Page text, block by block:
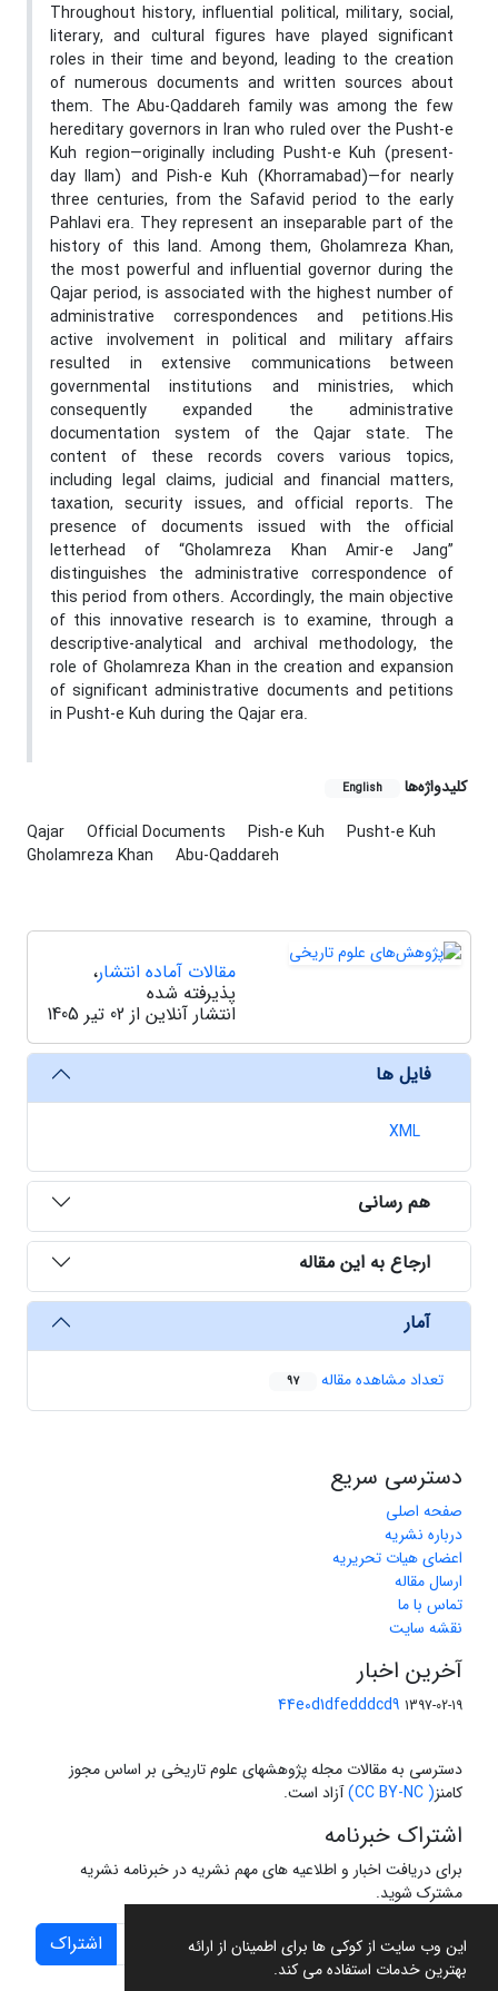
این وب سایت از کوکی ها برای اطمینان از ارائه
بهترین خدمات استفاده می کند.
Throughout history, influential political, military, social,
literary, and cultural figures have played significant
roles in their time and beyond, leading to the creation
of numerous documents and written sources about
them. The Abu-Qaddareh family was among the few
hereditary governors in Iran who ruled over the Pusht-e
Kuh region—originally including Pusht-e Kuh (present-
day Ilam) and Pish-e Kuh (Khorramabad)—for nearly
three centuries, from the Safavid period to the early
Pahlavi era. They represent an inseparable part of the
history of this land. Among them, Gholamreza Khan,
the most powerful and influential governor during the
Qajar period, is associated with the highest number of
administrative correspondences and petitions.His
active involvement in political and military affairs
resulted in extensive communications between
governmental institutions and ministries, which
consequently expanded the administrative
documentation system of the Qajar state. The
content of these records covers various topics,
including legal claims, judicial and financial matters,
taxation, security issues, and official reports. The
presence of documents issued with the official
letterhead of “Gholamreza Khan Amir-e Jang”
distinguishes the administrative correspondence of
this period from others. Accordingly, the main objective
of this innovative research is to examine, through a
descriptive-analytical and archival methodology, the
role of Gholamreza Khan in the creation and expansion
of significant administrative documents and petitions
in Pusht-e Kuh during the Qajar era.
کلیدواژه‌ها English
Qajar Official Documents Pish-e Kuh
Pusht-e Kuh
Gholamreza Khan
Abu-Qaddareh
مقالات آماده انتشار،
پذیرفته شده
انتشار آنلاین از 02 تیر 1405
فایل ها
XML
هم رسانی
ارجاع به این مقاله
آمار
تعداد مشاهده مقاله 97
دسترسی سریع
صفحه اصلی
درباره نشریه
اعضای هیات تحریریه
ارسال مقاله
تماس با ما
نقشه سایت
آخرین اخبار
44e0d1dfedddcd9 1397-02-19
دسترسی به مقالات مجله پژوهشهای علوم تاریخی بر اساس مجوز
کامنز( CC BY-NC) آزاد است.
اشتراک خبرنامه
برای دریافت اخبار و اطلاعیه های مهم نشریه در خبرنامه نشریه
مشترک شوید.
اشتراک